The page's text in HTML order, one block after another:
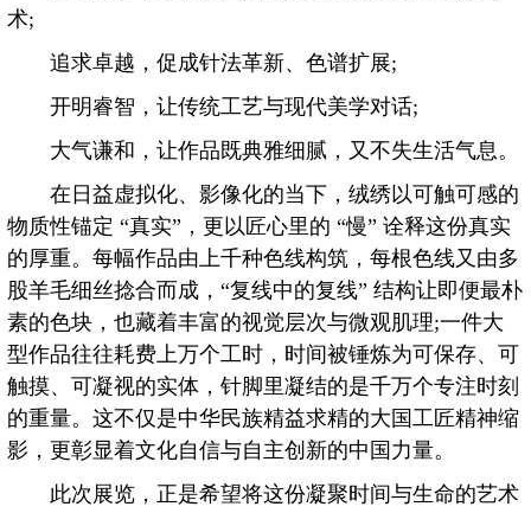
术;
追求卓越，促成针法革新、色谱扩展;
开明睿智，让传统工艺与现代美学对话;
大气谦和，让作品既典雅细腻，又不失生活气息。
在日益虚拟化、影像化的当下，绒绣以可触可感的
物质性锚定 “真实”，更以匠心里的 “慢” 诠释这份真实
的厚重。每幅作品由上千种色线构筑，每根色线又由多
股羊毛细丝捻合而成，“复线中的复线” 结构让即便最朴
素的色块，也藏着丰富的视觉层次与微观肌理;一件大
型作品往往耗费上万个工时，时间被锤炼为可保存、可
触摸、可凝视的实体，针脚里凝结的是千万个专注时刻
的重量。这不仅是中华民族精益求精的大国工匠精神缩
影，更彰显着文化自信与自主创新的中国力量。
此次展览，正是希望将这份凝聚时间与生命的艺术